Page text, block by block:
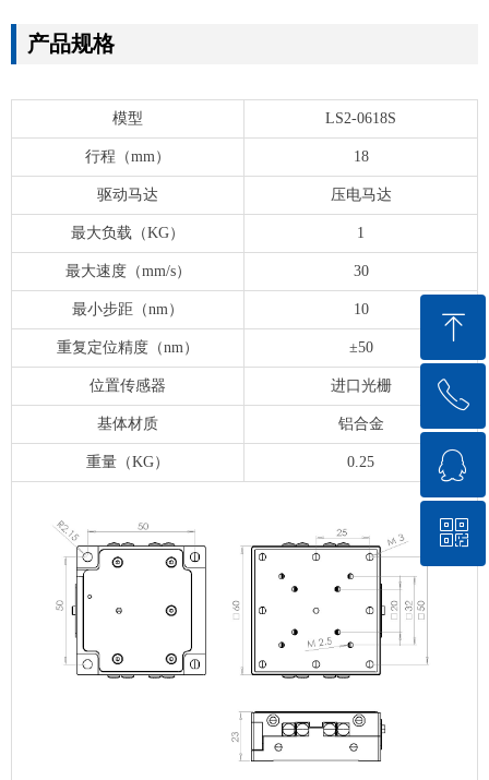
模型 LS2-0618S
行程（mm） 18
驱动马达 压电马达
最大负载（KG） 1
最大速度（mm/s） 30
最小步距（nm） 10
重复定位精度（nm） ±50
位置传感器 进口光栅
基体材质 铝合金
重量（KG） 0.25
产品规格
ꁸ
回到顶部
ꂅ
0575-84882698
ꁗ
QQ客服
ꀥ